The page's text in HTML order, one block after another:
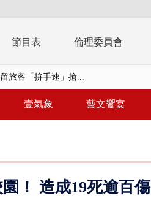
節目表 倫理委員會
旅客「拚手速」搶...
歲槍手開火釀多師...
壹氣象 藝文饗宴
！ 造成19死逾百傷